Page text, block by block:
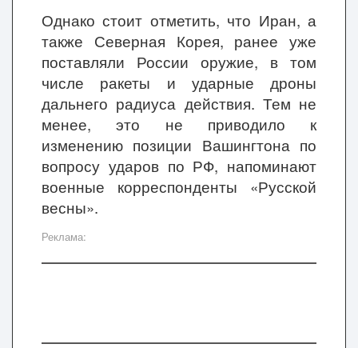
Однако стоит отметить, что Иран, а
также Северная Корея, ранее уже
поставляли России оружие, в том
числе ракеты и ударные дроны
дальнего радиуса действия. Тем не
менее, это не приводило к
изменению позиции Вашингтона по
вопросу ударов по РФ, напоминают
военные корреспонденты «Русской
весны».
Реклама: